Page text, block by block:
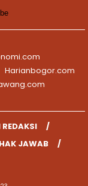
Harianbogor.com
HAK JAWAB